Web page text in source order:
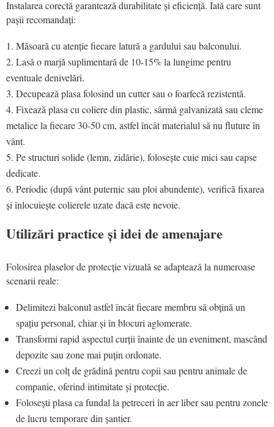
Instalarea corectă garantează durabilitate și eficiență. Iată care sunt
pașii recomandați:
Măsoară cu atenție fiecare latură a gardului sau balconului.
Lasă o marjă suplimentară de 10-15% la lungime pentru
eventuale denivelări.
Decupează plasa folosind un cutter sau o foarfecă rezistentă.
Fixează plasa cu coliere din plastic, sârmă galvanizată sau cleme
metalice la fiecare 30-50 cm, astfel încât materialul să nu fluture în
vânt.
Pe structuri solide (lemn, zidărie), folosește cuie mici sau capse
dedicate.
Periodic (după vânt puternic sau ploi abundente), verifică fixarea
și înlocuiește colierele uzate dacă este nevoie.
Utilizări practice și idei de amenajare
Folosirea plaselor de protecție vizuală se adaptează la numeroase
scenarii reale:
Delimitezi balconul astfel încât fiecare membru să obțină un
spațiu personal, chiar și în blocuri aglomerate.
Transformi rapid aspectul curții înainte de un eveniment, mascând
depozite sau zone mai puțin ordonate.
Creezi un colț de grădină pentru copii sau pentru animale de
companie, oferind intimitate și protecție.
Folosești plasa ca fundal la petreceri în aer liber sau pentru zonele
de lucru temporare din șantier.